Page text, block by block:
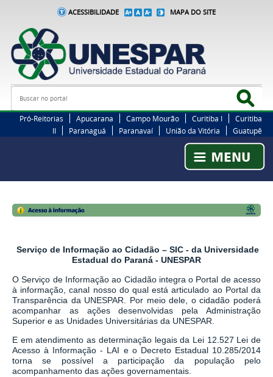
ACESSIBILIDADE MAPA DO SITE
Busca
Pró-Reitorias Apucarana Campo Mourão Curitiba I
Curitiba
II
Paranaguá Paranavaí União da Vitória Guatupê
Serviço de Informação ao Cidadão – SIC - da Universidade
Estadual do Paraná - UNESPAR
O Serviço de Informação ao Cidadão integra o Portal de acesso
à informação, canal nosso do qual está articulado ao Portal da
Transparência da UNESPAR. Por meio dele, o cidadão poderá
acompanhar as ações desenvolvidas pela Administração
Superior e as Unidades Universitárias da UNESPAR.
E em atendimento as determinação legaisda Lei 12.527 Lei de
Acesso à Informação - LAI e o Decreto Estadual 10.285/2014
torna se possível a participação da população pelo
acompanhamento das ações governamentais.